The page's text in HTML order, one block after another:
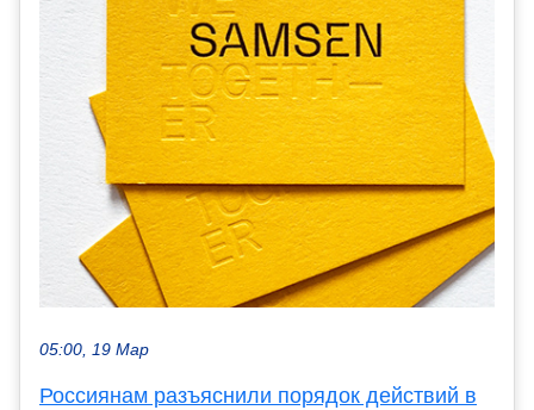
05:00, 19 Мар
Россиянам разъяснили порядок действий в